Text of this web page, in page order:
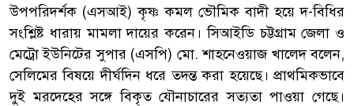
উপপরিদর্শক (এসআই) কৃষ্ণ কমল ভৌমিক বাদী হয়ে দ-বিধির
সংশ্লিষ্ট ধারায় মামলা দায়ের করেন। সিআইডি চট্টগ্রাম জেলা ও
মেট্রো ইউনিটের সুপার (এসপি) মো. শাহনেওয়াজ খালেদ বলেন,
সেলিমের বিষয়ে দীর্ঘদিন ধরে তদন্ত করা হয়েছে। প্রাথমিকভাবে
দুই মরদেহের সঙ্গে বিকৃত যৌনাচারের সত্যতা পাওয়া গেছে।